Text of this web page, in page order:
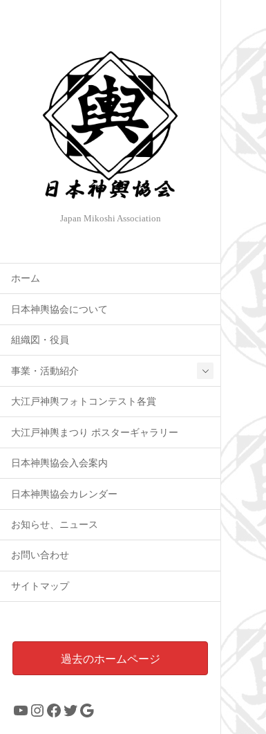
Japan Mikoshi Association
ホーム
日本神輿協会について
組織図・役員
事業・活動紹介
大江戸神輿フォトコンテスト各賞
大江戸神輿まつり ポスターギャラリー
日本神輿協会入会案内
日本神輿協会カレンダー
お知らせ、ニュース
お問い合わせ
サイトマップ
過去のホームページ
YouTube
Instagram
Facebook
Twitter
Google